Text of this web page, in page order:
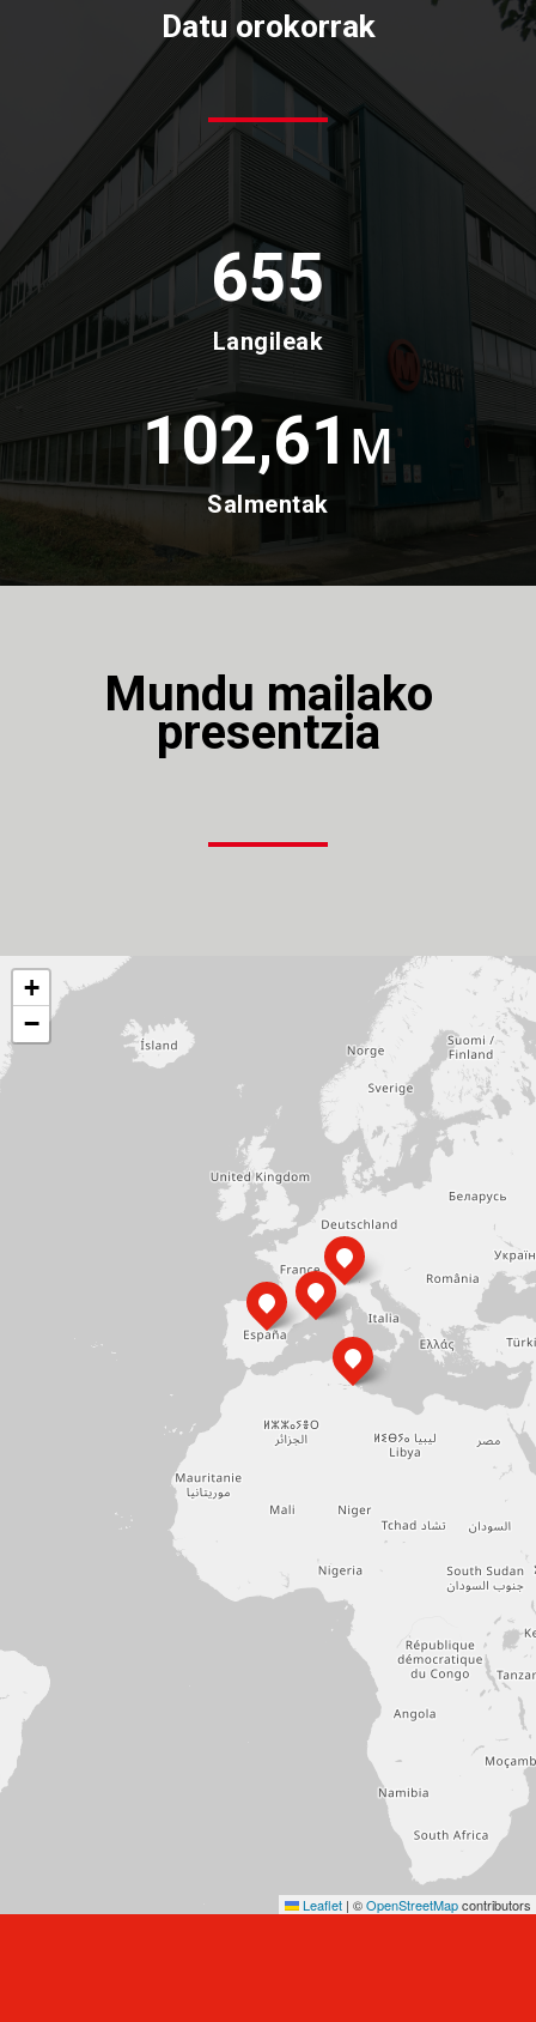
Datu orokorrak
655
Langileak
102,61 M
Salmentak
Mundu mailako
presentzia
+
−
Leaflet | ©OpenStreetMapcontributors